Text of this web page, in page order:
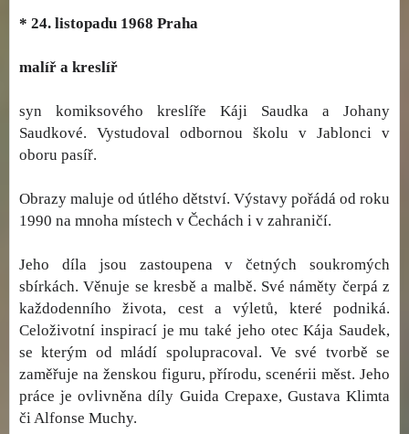
* 24. listopadu 1968 Praha
malíř a kreslíř
syn komiksového kreslíře Káji Saudka a Johany
Saudkové. Vystudoval odbornou školu v Jablonci v
oboru pasíř.
Obrazy maluje od útlého dětství. Výstavy pořádá od roku
1990 na mnoha místech v Čechách i v zahraničí.
Jeho díla jsou zastoupena v četných soukromých
sbírkách. Věnuje se kresbě a malbě. Své náměty čerpá z
každodenního života, cest a výletů, které podniká.
Celoživotní inspirací je mu také jeho otec Kája Saudek,
se kterým od mládí spolupracoval. Ve své tvorbě se
zaměřuje na ženskou figuru, přírodu, scenérii měst. Jeho
práce je ovlivněna díly Guida Crepaxe, Gustava Klimta
či Alfonse Muchy.